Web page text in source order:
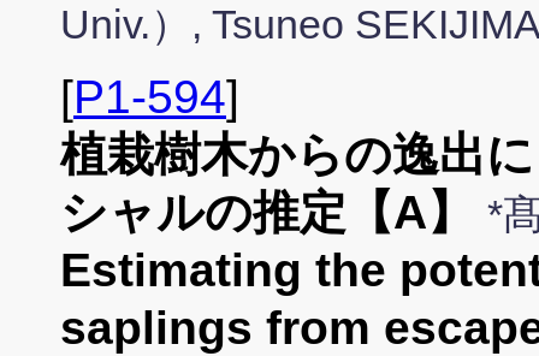
Univ.）, Tsuneo
[P1-594]
植栽樹木からの逸出
シャルの推定【A】
*
Estimating the
saplings from